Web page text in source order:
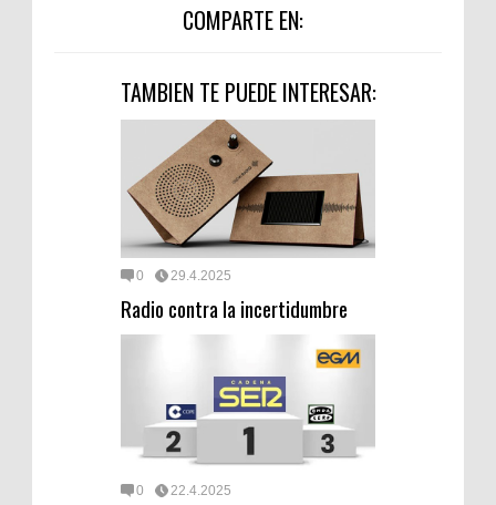
COMPARTE EN:
TAMBIEN TE PUEDE INTERESAR:
0 29.4.2025
Radio contra la incertidumbre
0 22.4.2025